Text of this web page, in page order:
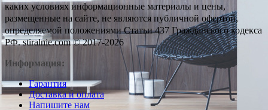
каких условиях информационные материалы и цены,
размещенные на сайте, не являются публичной офертой,
определяемой положениями Статьи 437 Гражданского кодекса
РФ. stiralnie.com © 2017-2026
Информация:
Гарантия
Доставка и оплата
Напишите нам